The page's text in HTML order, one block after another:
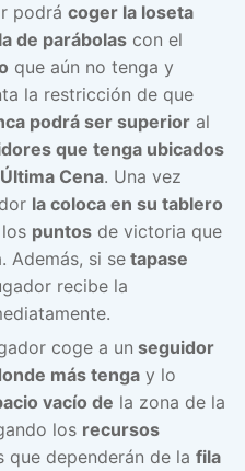
podrá coger la loseta
de parábolas con el
que aún no tenga y
la restricción de que
podrá ser superior al
que tenga ubicados
Última Cena. Una vez
la coloca en su tablero
puntos de victoria que
Además, si se tapase
recibe la
coge a un seguidor
más tenga y lo
vacío de la zona de la
los recursos
que dependerán de la fila